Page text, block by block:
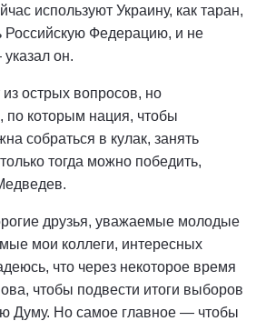
используют Украину, как таран,
Российскую Федерацию, и не
он.
из острых вопросов, но
по которым нация, чтобы
собраться в кулак, занять
тогда можно победить,
друзья, уважаемые молодые
мои коллеги, интересных
что через некоторое время
чтобы подвести итоги выборов
Думу. Но самое главное — чтобы